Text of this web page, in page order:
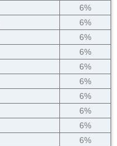
6%
6%
6%
6%
6%
6%
6%
6%
6%
6%